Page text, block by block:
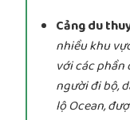
Cảng du
nhiều khu
với các phần
người đi bộ,
lộ Ocean,